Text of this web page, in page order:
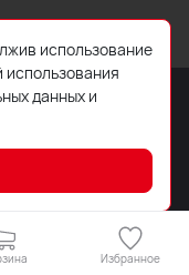
Профи»
Избранное
использование
использования
данных и